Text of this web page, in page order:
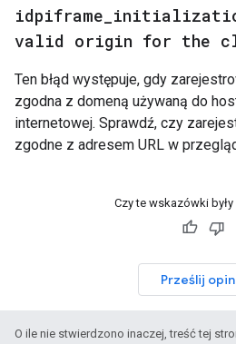
idpiframe
valid origin for the
Ten błąd występuje, gdy
zgodna z domeną używaną do
internetowej. Sprawdź, czy
zgodne z adresem URL w
Czy te wskazówki
Prześlij
O ile nie stwierdzono inaczej, treść tej